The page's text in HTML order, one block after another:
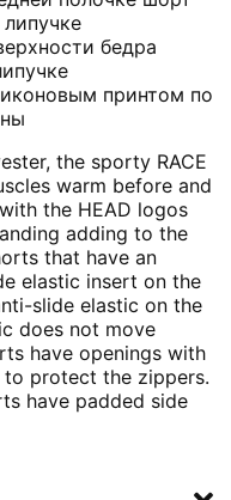
бедра
принтом по
the sporty RACE
warm before and
the HEAD logos
adding to the
that have an
elastic insert on the
slide elastic on the
does not move
have openings with
protect the zippers.
have padded side